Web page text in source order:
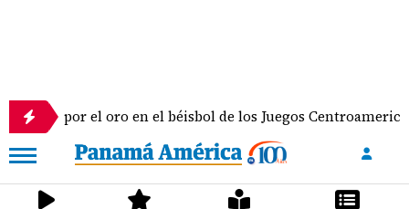
por el oro en el béisbol de los Juegos